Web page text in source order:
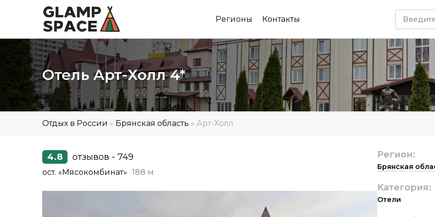
Регионы Контакты
Отель Арт-Холл 4*
Отдых в России » Брянская область » Арт-Холл
4.8 отзывов - 749
ост. «Мясокомбинат» 188 м
Регион:
Брянская
Категория:
Отели